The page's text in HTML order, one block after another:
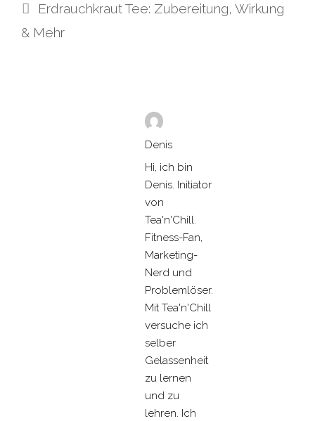
Erdrauchkraut Tee: Zubereitung, Wirkung
& Mehr
Denis
Hi, ich bin
Denis. Initiator
von
Tea'n'Chill.
Fitness-Fan,
Marketing-
Nerd und
Problemlöser.
Mit Tea'n'Chill
versuche ich
selber
Gelassenheit
zu lernen
und zu
lehren. Ich